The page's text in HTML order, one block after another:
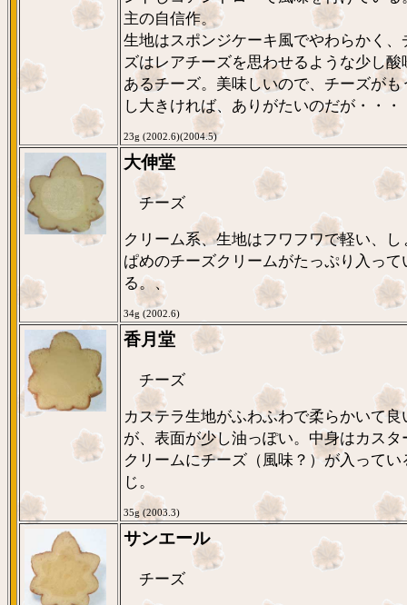
主の自信作。
生地はスポンジケーキ風でやわらかく、
ズはレアチーズを思わせるような少し酸
あるチーズ。美味しいので、チーズがも
し大きければ、ありがたいのだが・・・
23g (2002.6)(2004.5)
大伸堂
チーズ
クリーム系、生地はフワフワで軽い、し
ぱめのチーズクリームがたっぷり入って
る。、
34g (2002.6)
香月堂
チーズ
カステラ生地がふわふわで柔らかいて良
が、表面が少し油っぽい。中身はカスタ
クリームにチーズ（風味？）が入ってい
じ。
35g (2003.3)
サンエール
チーズ